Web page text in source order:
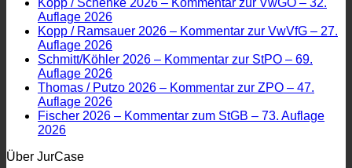
Kopp / Schenke 2026 – Kommentar zur VwGO – 32.
Auflage 2026
Kopp / Ramsauer 2026 – Kommentar zur VwVfG – 27.
Auflage 2026
Schmitt/Köhler 2026 – Kommentar zur StPO – 69.
Auflage 2026
Thomas / Putzo 2026 – Kommentar zur ZPO – 47.
Auflage 2026
Fischer 2026 – Kommentar zum StGB – 73. Auflage
2026
Über JurCase